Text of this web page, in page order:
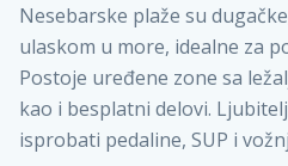
Nesebarske plaže su
ulaskom u more, idealne za
Postoje uređene zone sa
kao i besplatni delovi.
isprobati pedaline, SUP i